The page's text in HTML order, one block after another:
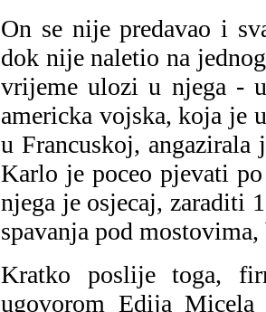
On se nije predavao i
dok nije naletio na
vrijeme ulozi u njega -
americka vojska, koja je
u Francuskoj, angazirala
Karlo je poceo pjevati
njega je osjecaj, zaraditi
spavanja pod
Kratko poslije toga,
ugovorom Edija